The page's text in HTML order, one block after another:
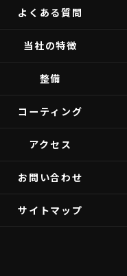
よくある質問
当社の特徴
整備
コーティング
アクセス
お問い合わせ
サイトマップ